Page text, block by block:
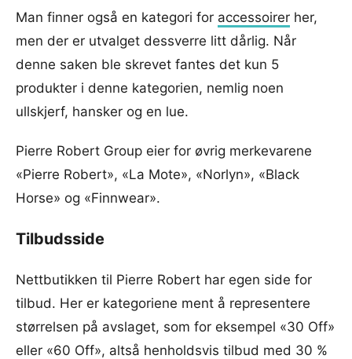
Man finner også en kategori for accessoirer her,
men der er utvalget dessverre litt dårlig. Når
denne saken ble skrevet fantes det kun 5
produkter i denne kategorien, nemlig noen
ullskjerf, hansker og en lue.
Pierre Robert Group eier for øvrig merkevarene
«Pierre Robert», «La Mote», «Norlyn», «Black
Horse» og «Finnwear».
Tilbudsside
Nettbutikken til Pierre Robert har egen side for
tilbud. Her er kategoriene ment å representere
størrelsen på avslaget, som for eksempel «30 Off»
eller «60 Off», altså henholdsvis tilbud med 30 %